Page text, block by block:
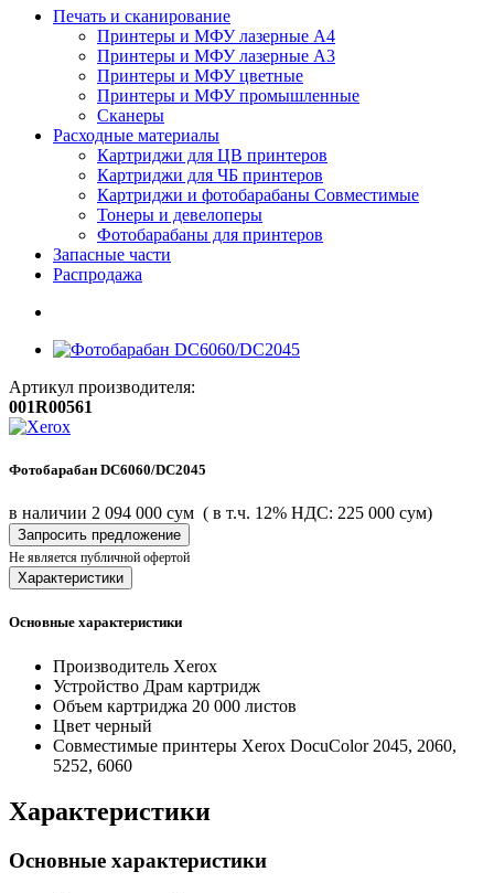
Печать и сканирование
Принтеры и МФУ лазерные А4
Принтеры и МФУ лазерные А3
Принтеры и МФУ цветные
Принтеры и МФУ промышленные
Сканеры
Расходные материалы
Картриджи для ЦВ принтеров
Картриджи для ЧБ принтеров
Картриджи и фотобарабаны Совместимые
Тонеры и девелоперы
Фотобарабаны для принтеров
Запасные части
Распродажа
Артикул производителя:
001R00561
Фотобарабан DC6060/DC2045
в наличии 2 094 000 сум ( в т.ч. 12% НДС: 225 000 сум)
Запросить предложение
Не является публичной офертой
Характеристики
Основные характеристики
Производитель Xerox
Устройство Драм картридж
Объем картриджа 20 000 листов
Цвет черный
Совместимые принтеры Xerox DocuColor 2045, 2060,
5252, 6060
Характеристики
Основные характеристики